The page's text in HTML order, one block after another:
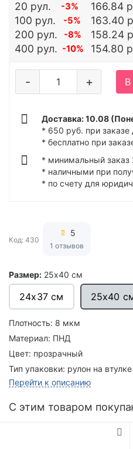
Размер: 25х40 см
24х37 см 25х40
Плотность: 8 мкм
Материал: ПНД
Цвет: прозрачный
Тип упаковки: рулон на втулке
Перейти к описанию
20 рул. -3%
166.84
100 рул.
-5%
163.40
200 рул.
-8%
158.24
400 рул. -10% 154.80
+
- В
Доставка: 10.08
* 650 руб. при
* бесплатно при
* минимальный заказ
* наличными при
* по счету для
Код: 430
5
1 отзывов
C этим товаром